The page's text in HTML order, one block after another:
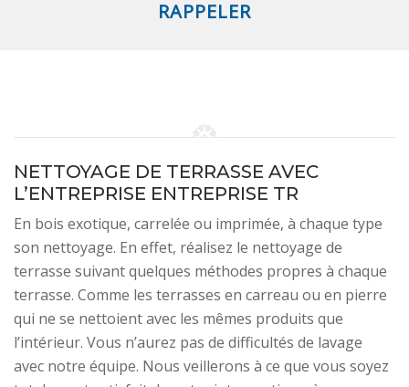
NETTOYAGE DE TERRASSE AVEC
L’ENTREPRISE ENTREPRISE TR
En bois exotique, carrelée ou imprimée, à chaque type
son nettoyage. En effet, réalisez le nettoyage de
terrasse suivant quelques méthodes propres à chaque
terrasse. Comme les terrasses en carreau ou en pierre
qui ne se nettoient avec les mêmes produits que
l’intérieur. Vous n’aurez pas de difficultés de lavage
avec notre équipe. Nous veillerons à ce que vous soyez